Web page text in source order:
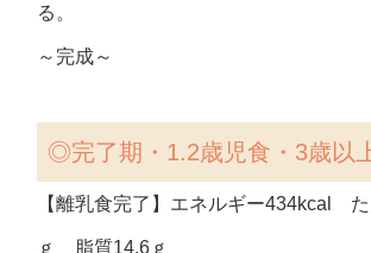
る。
～完成～
◎完了期・1.2歳児食・3歳以
【離乳食完了】エネルギー434kcal
ｇ 脂質14.6ｇ